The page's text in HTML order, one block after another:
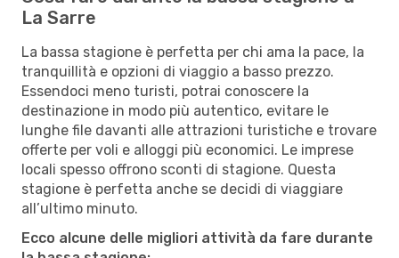
La Sarre
La bassa stagione è perfetta per chi ama la pace, la
tranquillità e opzioni di viaggio a basso prezzo.
Essendoci meno turisti, potrai conoscere la
destinazione in modo più autentico, evitare le
lunghe file davanti alle attrazioni turistiche e trovare
offerte per voli e alloggi più economici. Le imprese
locali spesso offrono sconti di stagione. Questa
stagione è perfetta anche se decidi di viaggiare
all’ultimo minuto.
Ecco alcune delle migliori attività da fare durante